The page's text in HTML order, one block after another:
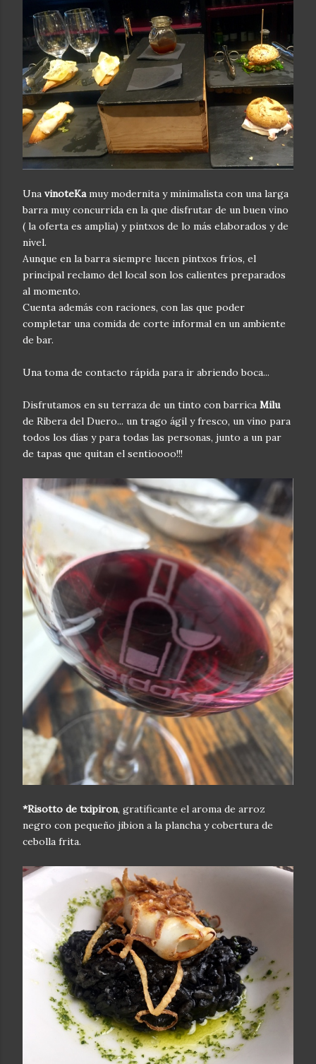
Una vinoteKa muy modernita y minimalista con una larga
barra muy concurrida en la que disfrutar de un buen vino
( la oferta es amplia) y pintxos de lo más elaborados y de
nivel.
Aunque en la barra siempre lucen pintxos fríos, el
principal reclamo del local son los calientes preparados
al momento.
Cuenta además con raciones, con las que poder
completar una comida de corte informal en un ambiente
de bar.
Una toma de contacto rápida para ir abriendo boca...
Disfrutamos en su terraza de un tinto con barrica Milu
de Ribera del Duero... un trago ágil y fresco, un vino para
todos los días y para todas las personas, junto a un par
de tapas que quitan el sentioooo!!!
*Risotto de txipiron, gratificante el aroma de arroz
negro con pequeño jibion a la plancha y cobertura de
cebolla frita.